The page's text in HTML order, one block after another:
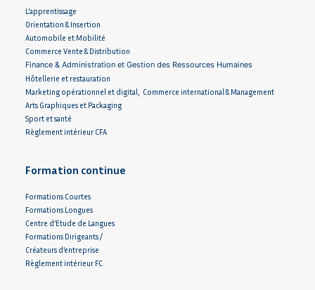
L’apprentissage
Orientation & Insertion
Automobile et Mobilité
Commerce Vente & Distribution
Finance & Administration et Gestion des Ressources Humaines
Hôtellerie et restauration
Marketing opérationnel et digital, Commerce international & Management
Arts Graphiques et Packaging
Sport et santé
Règlement intérieur CFA
Formation continue
Formations Courtes
Formations Longues
Centre d’Etude de Langues
Formations Dirigeants /
Créateurs d’entreprise
Règlement intérieur FC